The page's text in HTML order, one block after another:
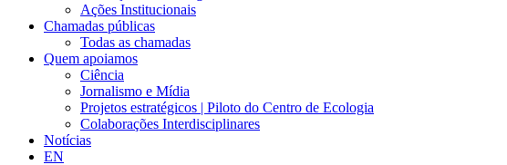
Ações Institucionais
Chamadas públicas
Todas as chamadas
Quem apoiamos
Ciência
Jornalismo e Mídia
Projetos estratégicos | Piloto do Centro de Ecologia
Colaborações Interdisciplinares
Notícias
EN